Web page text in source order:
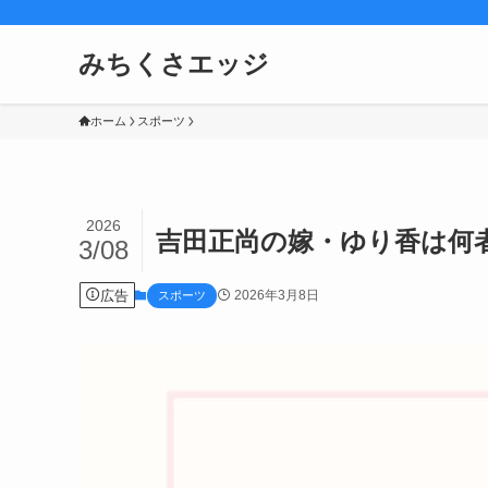
みちくさエッジ
ホーム スポーツ
吉田正尚の嫁・ゆり香は何
2026
3/08
広告 スポーツ 2026年3月8日